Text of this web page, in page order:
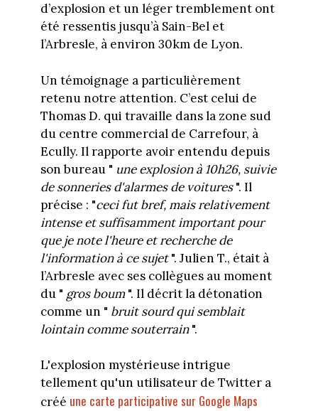
d’explosion et un léger tremblement ont
été ressentis jusqu’à Sain-Bel et
l’Arbresle, à environ 30km de Lyon.
Un témoignage a particulièrement
retenu notre attention. C’est celui de
Thomas D. qui travaille dans la zone sud
du centre commercial de Carrefour, à
Ecully. Il rapporte avoir entendu depuis
son bureau " une explosion à 10h26, suivie
de sonneries d'alarmes de voitures". Il
précise : "ceci fut bref, mais relativement
intense et suffisamment important pour
que je note l'heure et recherche de
l'information à ce sujet". Julien T., était à
l’Arbresle avec ses collègues au moment
du " gros boum". Il décrit la détonation
comme un " bruit sourd qui semblait
lointain comme souterrain".
L'explosion mystérieuse intrigue
tellement qu'un utilisateur de Twitter a
créé une carte participative sur Google Maps